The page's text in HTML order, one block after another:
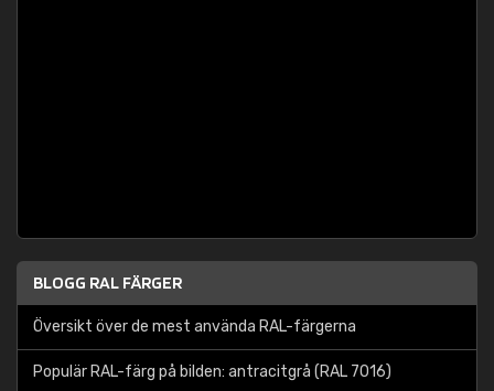
BLOGG RAL FÄRGER
Översikt över de mest använda RAL-färgerna
Populär RAL-färg på bilden: antracitgrå (RAL 7016)